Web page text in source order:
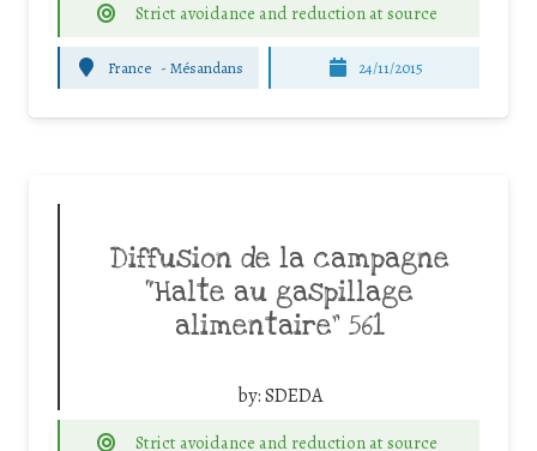
Strict avoidance and reduction at source
France - Mésandans 24/11/2015
Diffusion de la campagne
“Halte au gaspillage
alimentaire” 561
by:SDEDA
Strict avoidance and reduction at source